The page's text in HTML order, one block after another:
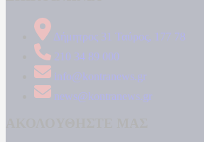
Δήμητρος 31 Ταύρος, 177 78
210 34 89 000
info@kontranews.gr
news@kontranews.gr